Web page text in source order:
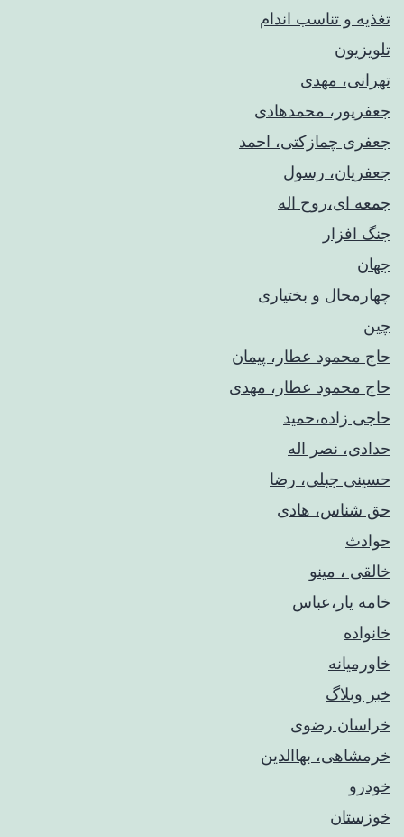
تغذیه و تناسب اندام
تلویزیون
تهرانی، مهدی
جعفرپور، محمدهادی
جعفری چمازکتی، احمد
جعفریان، رسول
جمعه ای،روح اله
جنگ افزار
جهان
چهارمحال و بختیاری
چین
حاج محمود عطار، پیمان
حاج محمود عطار، مهدی
حاجی زاده،حمید
حدادی، نصر اله
حسینی جبلی، رضا
حق شناس، هادی
حوادث
خالقی ، مینو
خامه یار،عباس
خانواده
خاورمیانه
خبر وبلاگ
خراسان رضوی
خرمشاهی، بهاالدین
خودرو
خوزستان